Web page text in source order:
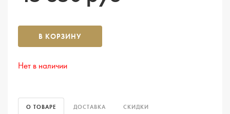
В КОРЗИНУ
Нет в наличии
О ТОВАРЕ ДОСТАВКА СКИДКИ